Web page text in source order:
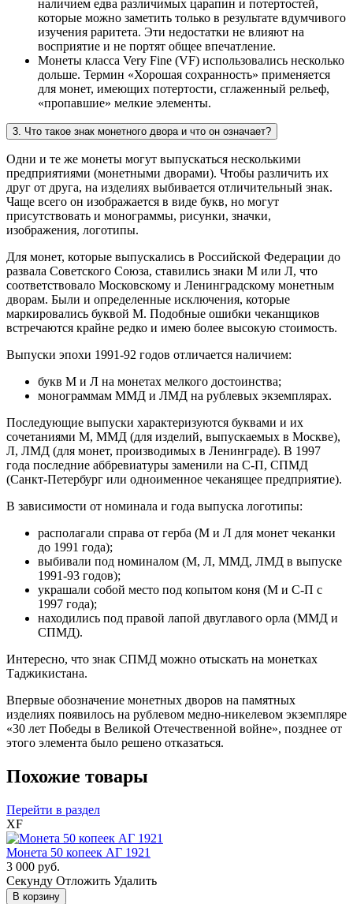
наличием едва различимых царапин и потертостей,
которые можно заметить только в результате вдумчивого
изучения раритета. Эти недостатки не влияют на
восприятие и не портят общее впечатление.
Монеты класса Very Fine (VF) использовались несколько
дольше. Термин «Хорошая сохранность» применяется
для монет, имеющих потертости, сглаженный рельеф,
«пропавшие» мелкие элементы.
3. Что такое знак монетного двора и что он означает?
Одни и те же монеты могут выпускаться несколькими
предприятиями (монетными дворами). Чтобы различить их
друг от друга, на изделиях выбивается отличительный знак.
Чаще всего он изображается в виде букв, но могут
присутствовать и монограммы, рисунки, значки,
изображения, логотипы.
Для монет, которые выпускались в Российской Федерации до
развала Советского Союза, ставились знаки М или Л, что
соответствовало Московскому и Ленинградскому монетным
дворам. Были и определенные исключения, которые
маркировались буквой М. Подобные ошибки чеканщиков
встречаются крайне редко и имею более высокую стоимость.
Выпуски эпохи 1991-92 годов отличается наличием:
букв М и Л на монетах мелкого достоинства;
монограммам ММД и ЛМД на рублевых экземплярах.
Последующие выпуски характеризуются буквами и их
сочетаниями М, ММД (для изделий, выпускаемых в Москве),
Л, ЛМД (для монет, производимых в Ленинграде). В 1997
года последние аббревиатуры заменили на С-П, СПМД
(Санкт-Петербург или одноименное чеканящее предприятие).
В зависимости от номинала и года выпуска логотипы:
располагали справа от герба (М и Л для монет чеканки
до 1991 года);
выбивали под номиналом (М, Л, ММД, ЛМД в выпуске
1991-93 годов);
украшали собой место под копытом коня (М и С-П с
1997 года);
находились под правой лапой двуглавого орла (ММД и
СПМД).
Интересно, что знак СПМД можно отыскать на монетках
Таджикистана.
Впервые обозначение монетных дворов на памятных
изделиях появилось на рублевом медно-никелевом экземпляре
«30 лет Победы в Великой Отечественной войне», позднее от
этого элемента было решено отказаться.
Похожие товары
Перейти в раздел
XF
Монета 50 копеек АГ 1921
3 000 руб.
Cекунду Отложить Удалить
В корзину